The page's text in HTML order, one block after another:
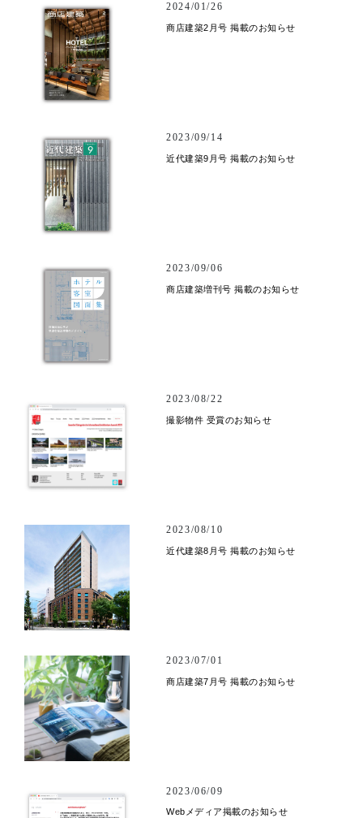
2024/01/26
商店建築2月号 掲載のお知らせ
2023/09/14
近代建築9月号 掲載のお知らせ
2023/09/06
商店建築増刊号 掲載のお知らせ
2023/08/22
撮影物件 受賞のお知らせ
2023/08/10
近代建築8月号 掲載のお知らせ
2023/07/01
商店建築7月号 掲載のお知らせ
2023/06/09
Webメディア掲載のお知らせ